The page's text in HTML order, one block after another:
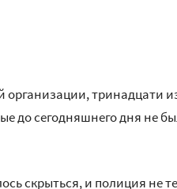
организации, тринадцати
до сегодняшнего дня не
скрыться, и полиция не